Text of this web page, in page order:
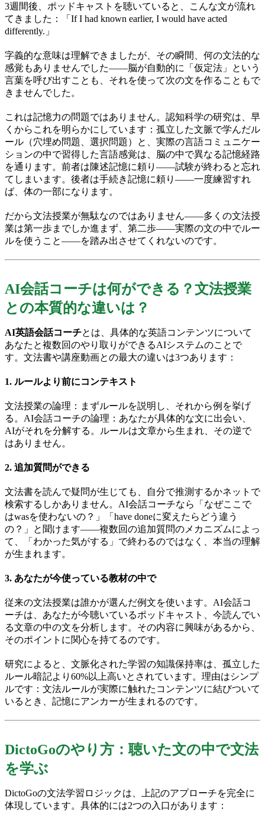
3週間後、ポッドキャストを聴いていると、こんな文が流れ
てきました：「If I had known earlier, I would have acted
differently.」
字義的な意味は理解できましたが、その瞬間、何の文法的な
感覚もありませんでした——脳が自動的に「仮定法」という
言葉を呼び出すことも、それを使って次の文を作ることもで
きませんでした。
これは記憶力の問題ではありません。認知科学の研究は、早
くからこれを明らかにしています：孤立した文脈で学んだル
ール（穴埋め問題、選択問題）と、実際の言語コミュニケー
ションの中で習得した言語感覚は、脳の中で異なる記憶経路
を通ります。前者は陳述記憶に頼り——試験が終わると忘れ
てしまいます。後者は手続き記憶に頼り——一度練習すれ
ば、体の一部になります。
だから文法授業が無駄なのではありません——多くの文法授
業は第一歩までしか進まず、第二歩——実際の文の中でルー
ルを使うこと——を踏み出させてくれないのです。
AI会話コーチは何ができる？文法授業
との本質的な違いは？
AI英語会話コーチとは、具体的な英語コンテンツについて
あなたと複数回のやり取りができるAIシステムのことで
す。文法書や講座動画との最大の違いは3つあります：
1. ルールより前にコンテキスト
文法授業の論理：まずルールを説明し、それから例を挙げ
る。AI会話コーチの論理：あなたが具体的な文に出会い、
AIがそれを分解する。ルールは文章から生まれ、その逆で
はありません。
2. 追加質問ができる
文法書を読んで疑問が生じても、自分で推測するかネットで
検索するしかありません。AI会話コーチなら「なぜここで
はwasを使わないの？」「have doneに変えたらどう違う
の？」と聞けます——複数回の追加質問のメカニズムによっ
て、「わかった気がする」で終わるのではなく、本当の理解
が生まれます。
3. あなたが今使っている教材の中で
従来の文法授業は誰かが選んだ例文を使います。AI会話コ
ーチは、あなたが今聴いているポッドキャスト、今読んでい
る文章の中の文を分析します。その内容に興味があるから、
そのポイントに関心を持てるのです。
研究によると、文脈化された学習の知識保持率は、孤立した
ルール暗記より60%以上高いとされています。理由はシンプ
ルです：文法ルールが実際に触れたコンテンツに結びついて
いるとき、記憶にアンカーが生まれるのです。
DictoGoのやり方：聴いた文の中で文法
を学ぶ
DictoGoの文法学習ロジックは、上記のアプローチを完全に
体現しています。具体的には2つの入口があります：